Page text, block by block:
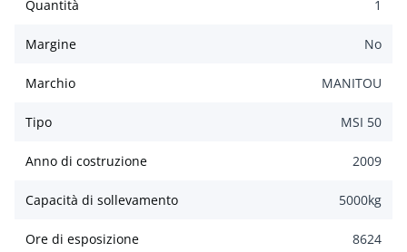
Quantità 1
Margine No
Marchio MANITOU
Tipo MSI 50
Anno di costruzione 2009
Capacità di sollevamento 5000kg
Ore di esposizione 8624